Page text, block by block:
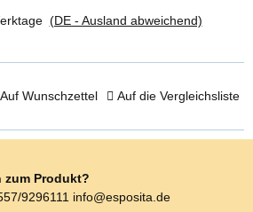
(DE - Ausland abweichend)
Auf Wunschzettel Auf die Vergleichsliste
zum Produkt?
9296111 info@esposita.de